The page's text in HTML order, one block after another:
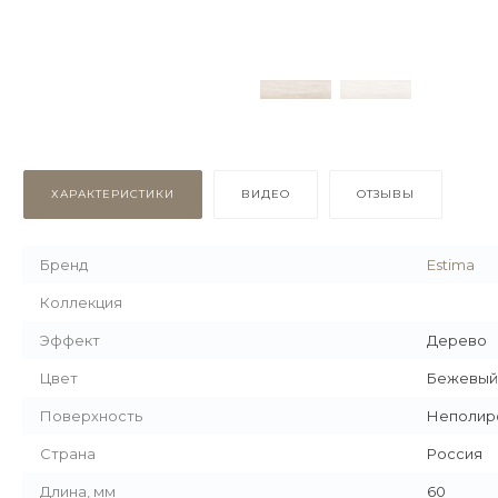
ХАРАКТЕРИСТИКИ ВИДЕО ОТЗЫВЫ
Бренд Estima
Коллекция
Эффект Дерево
Цвет Бежевый
Поверхность
Страна Россия
Длина, мм 60